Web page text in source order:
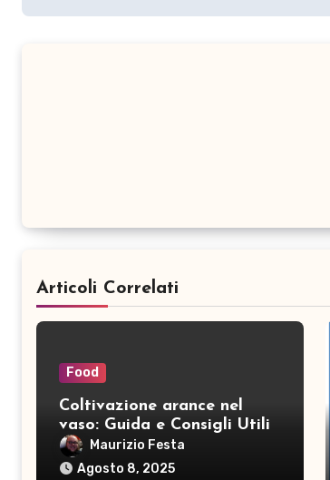
Articoli Correlati
Food
Coltivazione arance nel
vaso: Guida e Consigli Utili
Maurizio Festa
Agosto 8, 2025